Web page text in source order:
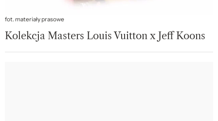
fot. materiały prasowe
Kolekcja Masters Louis Vuitton x Jeff Koons